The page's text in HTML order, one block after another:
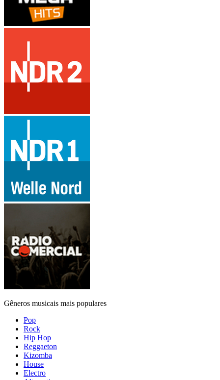
Gêneros musicais mais populares
Pop
Rock
Hip Hop
Reggaeton
Kizomba
House
Electro